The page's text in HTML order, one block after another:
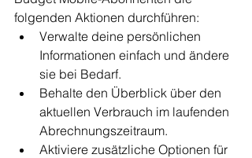
folgenden Aktionen durchführen:
Verwalte deine persönlichen
Informationen einfach und ändere
sie bei Bedarf.
Behalte den Überblick über den
aktuellen Verbrauch im laufenden
Abrechnungszeitraum.
Aktiviere zusätzliche Optionen für